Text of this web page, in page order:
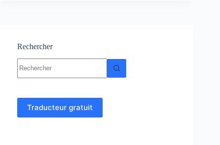
Rechercher
résultat
Traducteur gratuit